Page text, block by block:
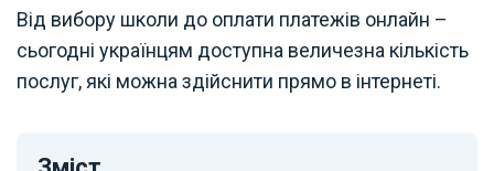
Від вибору школи до оплати платежів онлайн –
сьогодні українцям доступна величезна кількість
послуг, які можна здійснити прямо в інтернеті.